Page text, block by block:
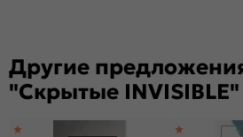
Другие
"Скрытые INVISIBLE"